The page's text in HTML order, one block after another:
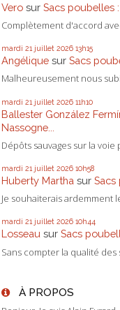
Vero sur Sacs poubelles
Complètement d'accord
mardi 21 juillet 2026 13h15
Angélique sur Sacs
Malheureusement nous
mardi 21 juillet 2026 11h10
Ballester González
Nassogne...
Dépôts sauvages sur la
mardi 21 juillet 2026 10h58
Huberty Martha sur Sacs
Je souhaiterais ardemment
mardi 21 juillet 2026 10h44
Losseau sur Sacs
Sans compter la qualité des
À PROPOS